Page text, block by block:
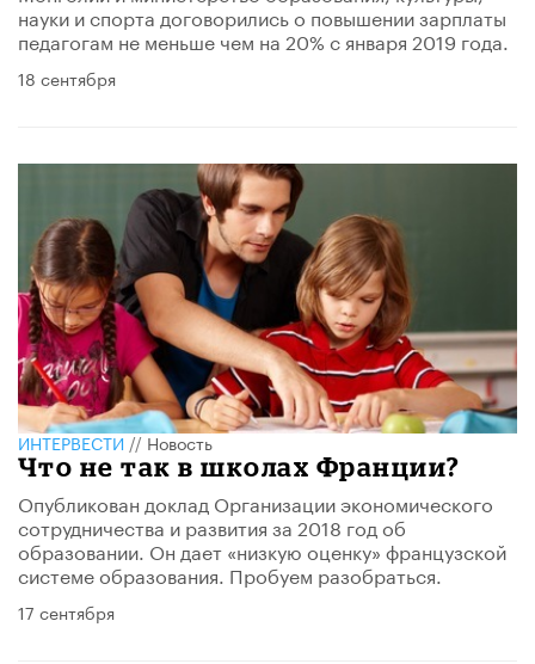
науки и спорта договорились о повышении зарплаты
педагогам не меньше чем на 20% с января 2019 года.
18 сентября
ИНТЕРВЕСТИ//Новость
Что не так в школах Франции?
Опубликован доклад Организации экономического
сотрудничества и развития за 2018 год об
образовании. Он дает «низкую оценку» французской
системе образования. Пробуем разобраться.
17 сентября